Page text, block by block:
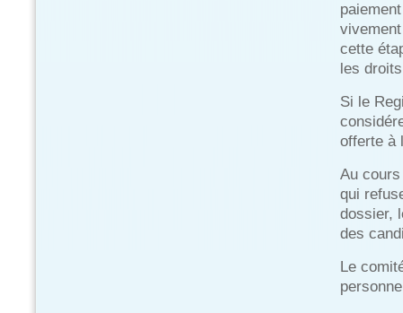
cette
les
Si le
offerte à
Au
qui
dossier,
des
Le